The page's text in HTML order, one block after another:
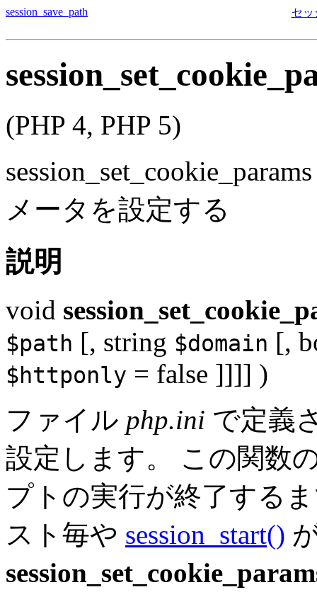
session_save_path セッ
(PHP 4, PHP 5)
session_set_cookie_params
メータを設定する
説明
void
$path [, string $domain [,
$httponly = false ]]]] )
ファイル php.ini で定義
設定します。 この関数
プトの実行が終了する
スト毎や session_start()